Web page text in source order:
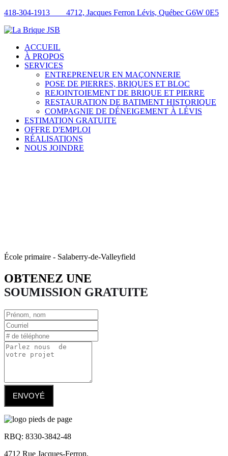
418-304-1913 4712, Jacques Ferron Lévis, Québec G6W 0E5
ACCUEIL
À PROPOS
SERVICES
ENTREPRENEUR EN MAÇONNERIE
POSE DE PIERRES, BRIQUES ET BLOC
REJOINTOIEMENT DE BRIQUE ET PIERRE
RESTAURATION DE BATIMENT HISTORIQUE
COMPAGNIE DE DÉNEIGEMENT À LÉVIS
ESTIMATION GRATUITE
OFFRE D'EMPLOI
RÉALISATIONS
NOUS JOINDRE
École primaire - Salaberry-de-Valleyfield
OBTENEZ UNE
SOUMISSION GRATUITE
ENVOYÉ
RBQ: 8330-3842-48
4712 Rue Jacques-Ferron,